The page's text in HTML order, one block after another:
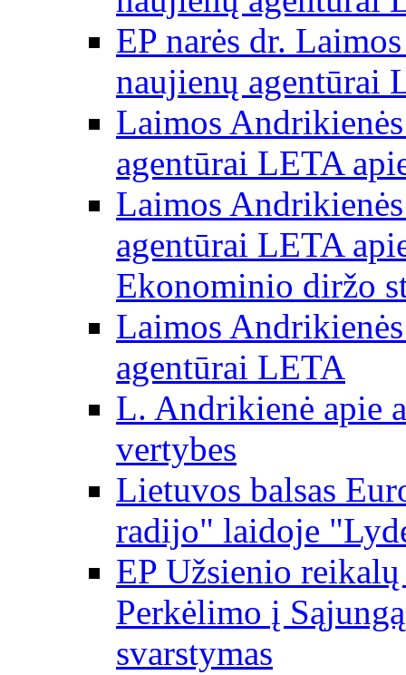
EP narės dr.
naujienų agentūrai
Laimos
agentūrai LETA
Laimos
agentūrai LETA
Ekonominio diržo
Laimos
agentūrai LETA
L. Andrikienė apie
vertybes
Lietuvos balsas
radijo" laidoje
EP Užsienio
Perkėlimo į
svarstymas